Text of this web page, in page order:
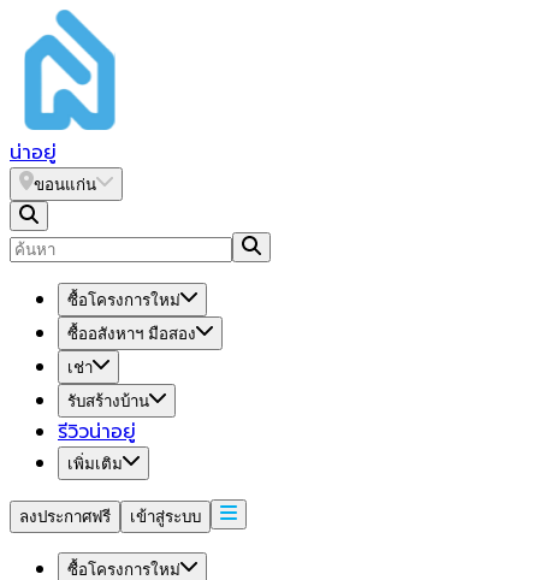
น่าอยู่
ขอนแก่น
ซื้อโครงการใหม่
ซื้ออสังหาฯ มือสอง
เช่า
รับสร้างบ้าน
รีวิวน่าอยู่
เพิ่มเติม
ลงประกาศฟรี เข้าสู่ระบบ
ซื้อโครงการใหม่